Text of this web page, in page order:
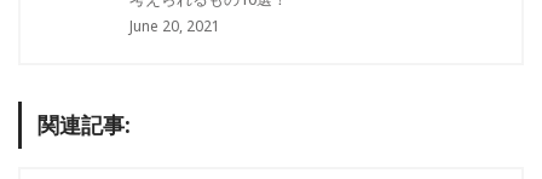
June 20, 2021
関連記事: